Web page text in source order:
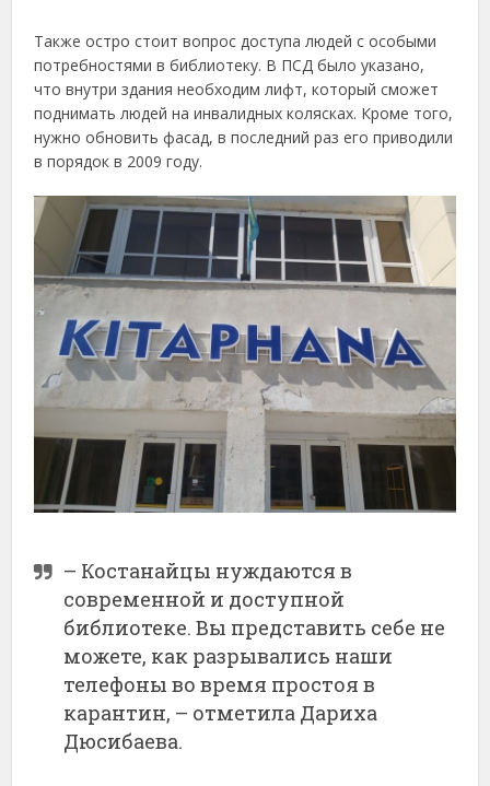
Также остро стоит вопрос доступа людей с особыми
потребностями в библиотеку. В ПСД было указано,
что внутри здания необходим лифт, который сможет
поднимать людей на инвалидных колясках. Кроме того,
нужно обновить фасад, в последний раз его приводили
в порядок в 2009 году.
– Костанайцы нуждаются в
современной и доступной
библиотеке. Вы представить себе не
можете, как разрывались наши
телефоны во время простоя в
карантин, – отметила Дариха
Дюсибаева.